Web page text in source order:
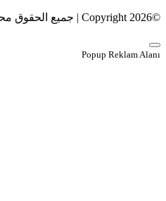
©Copyright 2026 | جميع الحقوق محفوظة.
Popup Reklam Alanı